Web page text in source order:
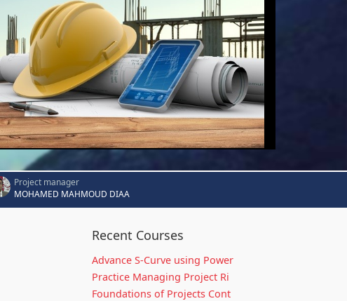
Project manager
MOHAMED MAHMOUD DIAA
Recent Courses
Advance S-Curve using Power
Practice Managing Project Ri
Foundations of Projects Cont